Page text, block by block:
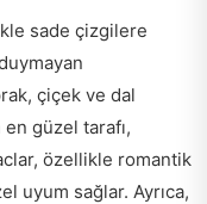
sade çizgilere
çiçek ve dal
güzel tarafı,
özellikle romantik
uyum sağlar. Ayrıca,